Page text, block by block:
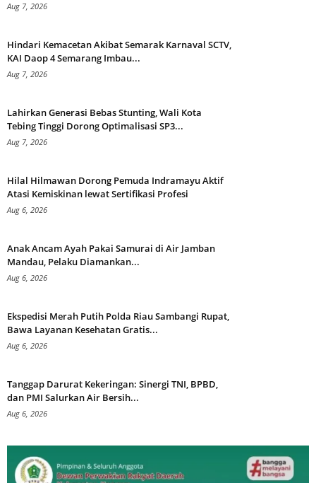
Aug 7, 2026
Hindari Kemacetan Akibat Semarak Karnaval SCTV,
KAI Daop 4 Semarang Imbau...
Aug 7, 2026
Lahirkan Generasi Bebas Stunting, Wali Kota
Tebing Tinggi Dorong Optimalisasi SP3...
Aug 7, 2026
Hilal Hilmawan Dorong Pemuda Indramayu Aktif
Atasi Kemiskinan lewat Sertifikasi Profesi
Aug 6, 2026
Anak Ancam Ayah Pakai Samurai di Air Jamban
Mandau, Pelaku Diamankan...
Aug 6, 2026
Ekspedisi Merah Putih Polda Riau Sambangi Rupat,
Bawa Layanan Kesehatan Gratis...
Aug 6, 2026
Tanggap Darurat Kekeringan: Sinergi TNI, BPBD,
dan PMI Salurkan Air Bersih...
Aug 6, 2026